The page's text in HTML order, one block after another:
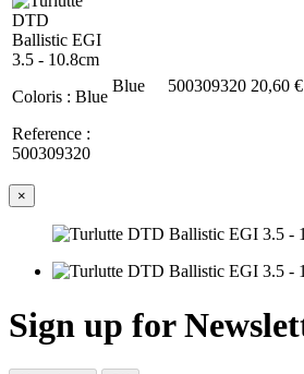
Coloris : Blue
Reference :
500309320
Blue 500309320 20,60 €
×
Sign up for